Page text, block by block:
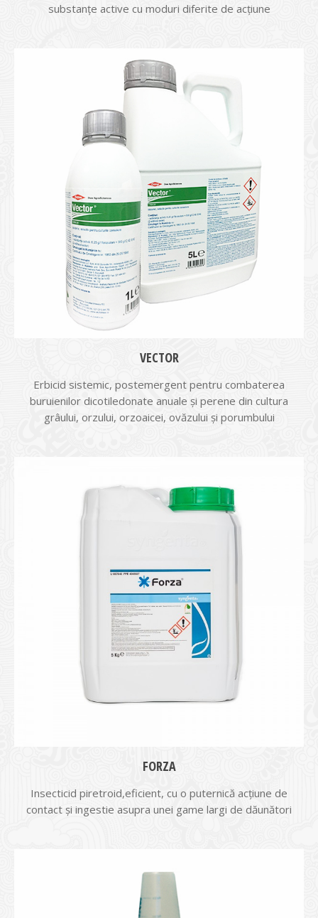
substanţe active cu moduri diferite de acţiune
VECTOR
Erbicid sistemic, postemergent pentru combaterea
buruienilor dicotiledonate anuale și perene din cultura
grâului, orzului, orzoaicei, ovăzului și porumbului
FORZA
Insecticid piretroid,eficient, cu o puternică acţiune de
contact şi ingestie asupra unei game largi de dăunători